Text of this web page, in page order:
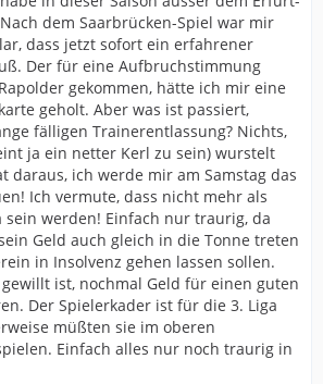
mehr habe, früher habe ich Arminia
verteidigt, inzwischen sage ich
werde sogar gefragt, warum ich mir
u ob ich immer noch Arminia Fan
immer Arminia Fan, Liebe kennt
es kommt halt nichts zurück, u
Liebe.
überhaupt keinen Spaß mehr, seit 3
noch bergab u irgendwie geht es
mit denen ich vorher zu Alm ging, bis
gar keine Lust mehr u gehen nicht
halt immer weniger. Siehe
dies ganze desolate Getue rund
was einen erinnert an sicheres
Ahnungslosigkeit u gestern dies
dem Saarbrücken-Spiel war mir
dass jetzt sofort ein erfahrener
Der für eine Aufbruchstimmung
gekommen, hätte ich mir eine
geholt. Aber was ist passiert,
fälligen Trainerentlassung? Nichts,
ja ein netter Kerl zu sein) wurstelt
daraus, ich werde mir am Samstag das
Ich vermute, dass nicht mehr als
sein werden! Einfach nur traurig, da
Geld auch gleich in die Tonne treten
in Insolvenz gehen lassen sollen.
ist, nochmal Geld für einen guten
Der Spielerkader ist für die 3. Liga
müßten sie im oberen
Einfach alles nur noch traurig in